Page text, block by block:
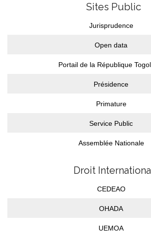
Sites Public
Jurisprudence
Open data
Portail de la République
Présidence
Primature
Service Public
Assemblée Nationale
Droit
CEDEAO
OHADA
UEMOA